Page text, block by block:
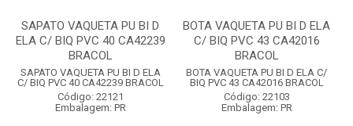
SAPATO VAQUETA PU BI D
ELA C/ BIQ PVC 40 CA42239
BRACOL
SAPATO VAQUETA PU BI D ELA
C/ BIQ PVC 40 CA42239 BRACOL
Código: 22121
Embalagem: PR
BOTA VAQUETA PU BI D ELA
C/ BIQ PVC 43 CA42016
BRACOL
BOTA VAQUETA PU BI D ELA C/
BIQ PVC 43 CA42016 BRACOL
Código: 22103
Embalagem: PR